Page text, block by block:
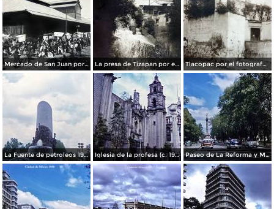
Mercado de San Juan por el fotografo Felix Miret La presa de Tizapan por el fotografo Fernando Kososky. ( Circulada el 22 de Diembre de 1910 ). Tlacopac por el fotografo Hugo Brehme.
La Fuente de petroleos 1950. Iglesia de la profesa (c. 1950) Paseo de La Reforma y Mto a La Independencia 1950